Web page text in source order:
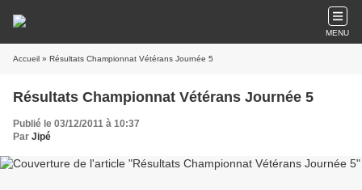
MENU
Accueil » Résultats Championnat Vétérans Journée 5
Résultats Championnat Vétérans Journée 5
Publié le 03/12/2011 à 10:37
Par Jipé